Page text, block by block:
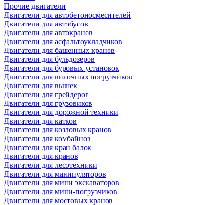
Прочие двигатели
Двигатели для автобетоносмесителей
Двигатели для автобусов
Двигатели для автокранов
Двигатели для асфальтоукладчиков
Двигатели для башенных кранов
Двигатели для бульдозеров
Двигатели для буровых установок
Двигатели для вилочных погрузчиков
Двигатели для вышек
Двигатели для грейдеров
Двигатели для грузовиков
Двигатели для дорожной техники
Двигатели для катков
Двигатели для козловых кранов
Двигатели для комбайнов
Двигатели для кран балок
Двигатели для кранов
Двигатели для лесотехники
Двигатели для манипуляторов
Двигатели для мини экскаваторов
Двигатели для мини-погрузчиков
Двигатели для мостовых кранов